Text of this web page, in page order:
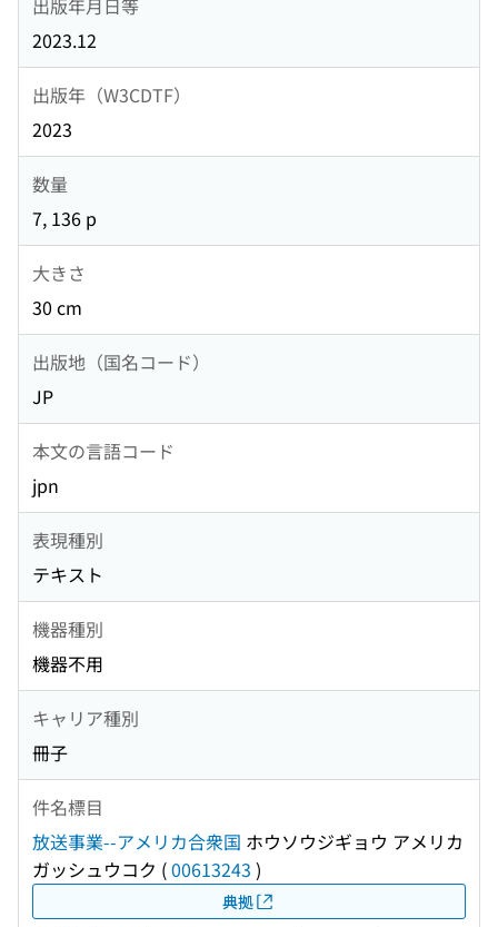
2023.12
出版年（W3CDTF）
2023
数量
7, 136 p
大きさ
30 cm
出版地（国名コード）
JP
本文の言語コード
jpn
表現種別
テキスト
機器種別
機器不用
キャリア種別
冊子
件名標目
放送事業--アメリカ合衆国 ホウソウジギョウ アメリカ
ガッシュウコク (00613243 )
典拠